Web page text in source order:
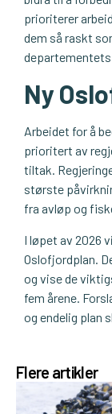
prioriterer
dem så raskt
Ny
Arbeidet for å
prioritert av
tiltak.
største
fra avløp og
I løpet av 2026
Oslofjordplan.
og vise de
fem årene.
og endelig plan
Flere artikler